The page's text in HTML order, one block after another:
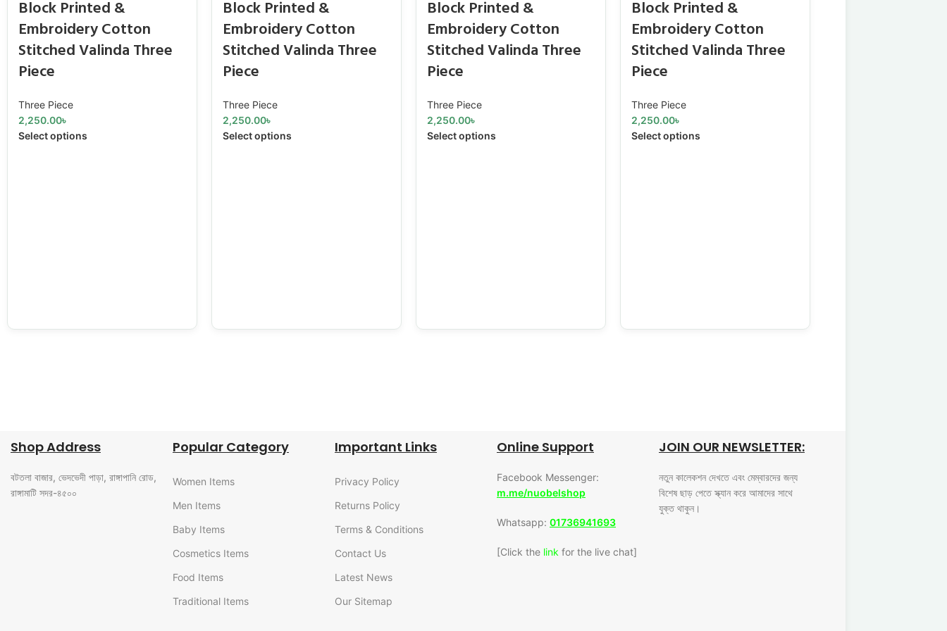
Block Printed &
Embroidery Cotton
Stitched Valinda Three
Piece
Three Piece
2,250.00৳
Select options
Block Printed &
Embroidery Cotton
Stitched Valinda Three
Piece
Three Piece
2,250.00৳
Select options
Block Printed &
Embroidery Cotton
Stitched Valinda Three
Piece
Three Piece
2,250.00৳
Select options
Block Printed &
Embroidery Cotton
Stitched Valinda Three
Piece
Three Piece
2,250.00৳
Select options
Shop Address
বটতলা বাজার, ভেদভেদী পাড়া, রাঙ্গাপানি রোড,
রাঙ্গামাটি সদর-৪৫০০
Popular Category
Women Items
Men Items
Baby Items
Cosmetics Items
Food Items
Traditional Items
Important Links
Privacy Policy
Returns Policy
Terms & Conditions
Contact Us
Latest News
Our Sitemap
Online Support
Facebook Messenger:
m.me/nuobelshop
Whatsapp: 01736941693
[Click the link for the live chat]
JOIN OUR NEWSLETTER:
নতুন কালেকশন দেখতে এবং মেম্বারদের জন্য
বিশেষ ছাড় পেতে স্ক্যান করে আমাদের সাথে
যুক্ত থাকুন।